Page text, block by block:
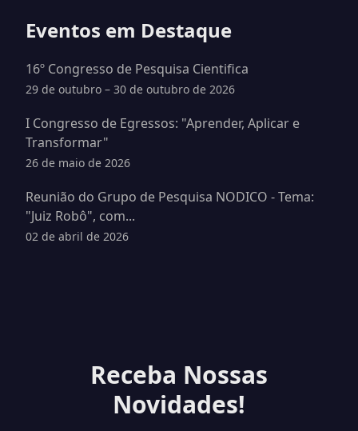
Eventos em Destaque
16º Congresso de Pesquisa Cientifica
29 de outubro – 30 de outubro de 2026
I Congresso de Egressos: "Aprender, Aplicar e
Transformar"
26 de maio de 2026
Reunião do Grupo de Pesquisa NODICO - Tema:
"Juiz Robô", com...
02 de abril de 2026
Receba Nossas
Novidades!